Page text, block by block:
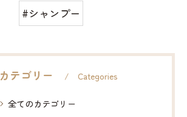
#シャンプー
カテゴリー Categories
全てのカテゴリー